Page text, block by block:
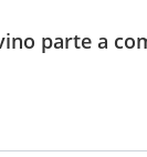
parte a